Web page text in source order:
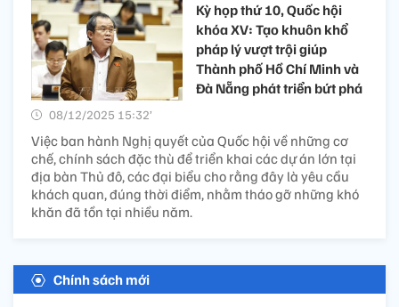
Kỳ họp thứ 10, Quốc hội
khóa XV: Tạo khuôn khổ
pháp lý vượt trội giúp
Thành phố Hồ Chí Minh và
Đà Nẵng phát triển bứt phá
08/12/2025 15:32’
Việc ban hành Nghị quyết của Quốc hội về những cơ
chế, chính sách đặc thù để triển khai các dự án lớn tại
địa bàn Thủ đô, các đại biểu cho rằng đây là yêu cầu
khách quan, đúng thời điểm, nhằm tháo gỡ những khó
khăn đã tồn tại nhiều năm.
Chính sách mới